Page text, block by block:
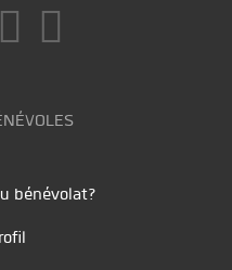
bénévolat?